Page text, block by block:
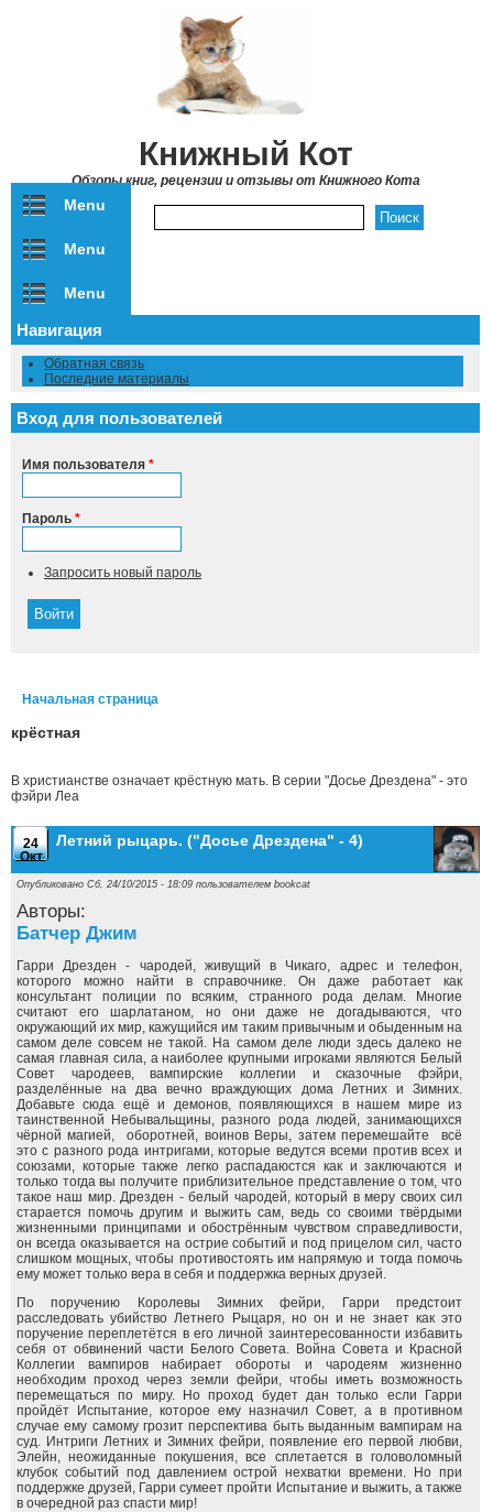
Книжный Кот
Обзоры книг, рецензии и отзывы от Книжного Кота
Menu
Menu
Menu
Навигация
Обратная связь
Последние материалы
Вход для пользователей
Имя пользователя *
Пароль *
Запросить новый пароль
Начальная страница
крёстная
В христианстве означает крёстную мать. В серии "Досье Дрездена" - это
фэйри Леа
24
Окт
Летний рыцарь. ("Досье Дрездена" - 4)
Опубликовано Сб, 24/10/2015 - 18:09 пользователем bookcat
Авторы:
Батчер Джим
Гарри Дрезден - чародей, живущий в Чикаго, адрес и телефон,
которого можно найти в справочнике. Он даже работает как
консультант полиции по всяким, странного рода делам. Многие
считают его шарлатаном, но они даже не догадываются, что
окружающий их мир, кажущийся им таким привычным и обыденным на
самом деле совсем не такой. На самом деле люди здесь далеко не
самая главная сила, а наиболее крупными игроками являются Белый
Совет чародеев, вампирские коллегии и сказочные фэйри,
разделённые на два вечно враждующих дома Летних и Зимних.
Добавьте сюда ещё и демонов, появляющихся в нашем мире из
таинственной Небывальщины, разного рода людей, занимающихся
чёрной магией, оборотней, воинов Веры, затем перемешайте всё
это с разного рода интригами, которые ведутся всеми против всех и
союзами, которые также легко распадаюстся как и заключаются и
только тогда вы получите приблизительное представление о том, что
такое наш мир. Дрезден - белый чародей, который в меру своих сил
старается помочь другим и выжить сам, ведь со своими твёрдыми
жизненными принципами и обострённым чувством справедливости,
он всегда оказывается на острие событий и под прицелом сил, часто
слишком мощных, чтобы противостоять им напрямую и тогда помочь
ему может только вера в себя и поддержка верных друзей.
По поручению Королевы Зимних фейри, Гарри предстоит
расследовать убийство Летнего Рыцаря, но он и не знает как это
поручение переплетётся в его личной заинтересованности избавить
себя от обвинений части Белого Совета. Война Совета и Красной
Коллегии вампиров набирает обороты и чародеям жизненно
необходим проход через земли фейри, чтобы иметь возможность
перемещаться по миру. Но проход будет дан только если Гарри
пройдёт Испытание, которое ему назначил Совет, а в противном
случае ему самому грозит перспектива быть выданным вампирам на
суд. Интриги Летних и Зимних фейри, появление его первой любви,
Элейн, неожиданные покушения, все сплетается в головоломный
клубок событий под давлением острой нехватки времени. Но при
поддержке друзей, Гарри сумеет пройти Испытание и выжить, а также
в очередной раз спасти мир!